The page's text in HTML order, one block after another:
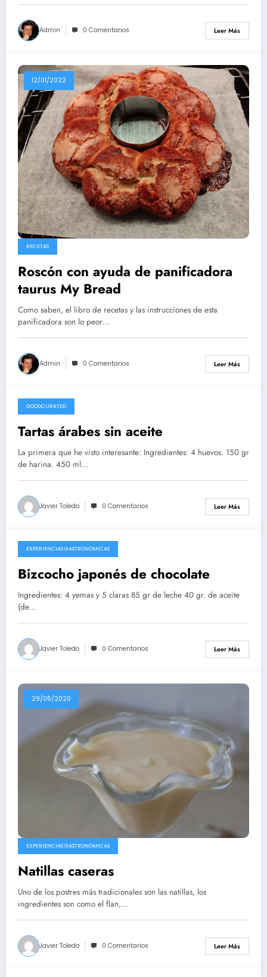
Admin 0 Comentarios Leer Más
12/01/2022
RECETAS
Roscón con ayuda de panificadora
taurus My Bread
Como saben, el libro de recetas y las instrucciones de esta
panificadora son lo peor…
Admin 0 Comentarios Leer Más
21/02/2021
GOODCURATED
Tartas árabes sin aceite
La primera que he visto interesante: Ingredientes: 4 huevos. 150 gr
de harina. 450 ml…
Javier Toledo 0 Comentarios Leer Más
10/08/2020
EXPERIENCIAS GASTRONÓMICAS
Bizcocho japonés de chocolate
Ingredientes: 4 yemas y 5 claras 85 gr de leche 40 gr. de aceite
(de…
Javier Toledo 0 Comentarios Leer Más
29/05/2020
EXPERIENCIAS GASTRONÓMICAS
Natillas caseras
Uno de los postres más tradicionales son las natillas, los
ingredientes son como el flan,…
Javier Toledo 0 Comentarios Leer Más